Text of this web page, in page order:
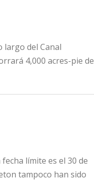
largo del Canal
4,000 acres-pie de
límite es el 30 de
tampoco han sido